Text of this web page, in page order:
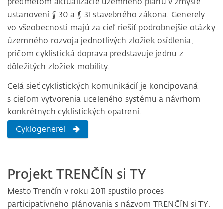
ustanovení § 30 a § 31 stavebného zákona. Generely
vo všeobecnosti majú za cieľ riešiť podrobnejšie otázky
územného rozvoja jednotlivých zložiek osídlenia,
pričom cyklistická doprava predstavuje jednu z
dôležitých zložiek mobility.
Celá sieť cyklistických komunikácií je koncipovaná
s cieľom vytvorenia uceleného systému a návrhom
konkrétnych cyklistických opatrení.
Cyklogenerel
Projekt TRENČÍN si TY
Mesto Trenčín v roku 2011 spustilo proces
participatívneho plánovania s názvom TRENČÍN si TY.